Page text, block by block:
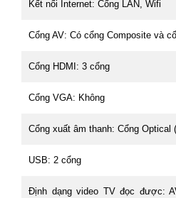
Kết nối Internet: Cổng LAN, Wifi
Cổng AV: Có cổng Composite và
Cổng HDMI: 3 cổng
Cổng VGA: Không
Cổng xuất âm thanh: Cổng Optical
USB: 2 cổng
Định dạng video TV đọc được: